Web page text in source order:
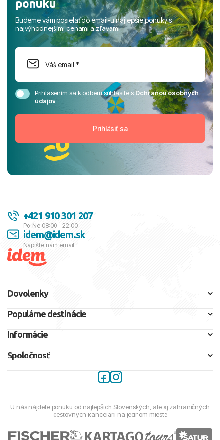
ponuku
Budeme vám posielať do email-u najlepšie ponuky s
najvýhodnejšími cenami a zľavami
Prihlásením sa k odberu súhlasíte sOchranou osobných
údajov
+421 910 301 207
Po-Ne 08:00 - 22:00
idem@idem.sk
Napíšte nám email
Dovolenky
Populárne destinácie
Informácie
Spoločnosť
U nás nájdete ponuku od najlepších Slovenských, ale aj zahraničných
cestovných kancelárií na jednom mieste